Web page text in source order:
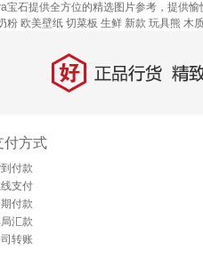
石提供全方位的精选图片参考，提供愉
粉 欧美壁纸 切菜板 生鲜 新款 玩具熊 木
好 正品行货，精致
付方式
付款
支付
付款
汇款
转账